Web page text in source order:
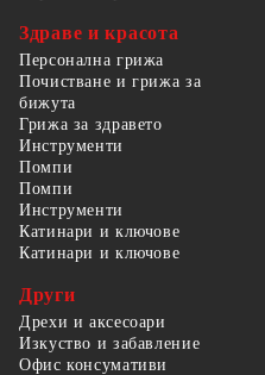
Здраве и красота
Персонална грижа
Почистване и грижа за
бижута
Грижа за здравето
Инструменти
Помпи
Помпи
Инструменти
Катинари и ключове
Катинари и ключове
Други
Дрехи и аксесоари
Изкуство и забавление
Офис консумативи